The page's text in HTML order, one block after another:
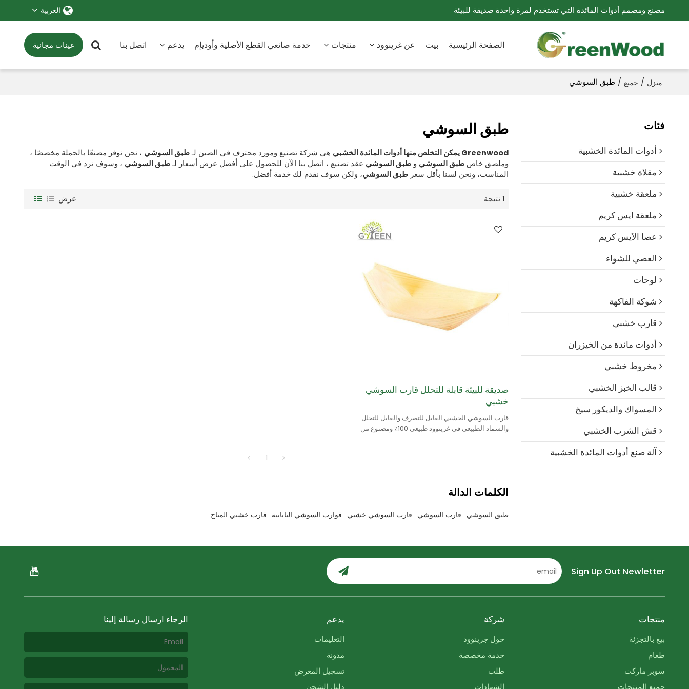
مصنع ومصمم أدوات المائدة التي تستخدم لمرة واحدة صديقة للبيئة العربية
الصفحة الرئيسية بيت عن غرينوود منتجات خدمة صانعي القطع الأصلية وأوديإم يدعم اتصل بنا عينات مجانية
منزل / جميع / طبق السوشي
طبق السوشي
Greenwood يمكن التخلص منها أدوات المائدة الخشبي هي شركة تصنيع ومورد محترف في الصين لـطبق السوشي ، نحن نوفر مصنعًا بالجملة مخصصًا ،
وملصق خاص طبق السوشي و طبق السوشي عقد تصنيع ، اتصل بنا الآن للحصول على أفضل عرض أسعار لـطبق السوشي ، وسوف نرد في الوقت
المناسب، ونحن لسنا بأقل سعر طبق السوشي، ولكن سوف نقدم لك خدمة أفضل.
1 نتيجة عرض
صديقة للبيئة قابلة للتحلل قارب السوشي
خشبي
قارب السوشي الخشبي القابل للتصرف والقابل للتحلل
والسماد الطبيعي في غرينوود طبيعي 100٪ ومصنوع من
1
الكلمات الدالة
طبق السوشي قارب السوشي قارب السوشي خشبي قوارب السوشي اليابانية قارب خشبي المتاح
فئات
أدوات المائدة الخشبية
مقلاة خشبية
ملعقة خشبية
ملعقة ايس كريم
عصا الآيس كريم
العصي للشواء
لوحات
شوكة الفاكهة
قارب خشبي
أدوات مائدة من الخيزران
مخروط خشبي
قالب الخبز الخشبي
المسواك والديكور سيخ
قش الشرب الخشبي
آلة صنع أدوات المائدة الخشبية
Sign Up Out Newletter
منتجات
بيع بالتجزئة
طعام
سوبر ماركت
جميع المنتجات
شركة
حول جرينوود
خدمة مخصصة
طلب
الشهادات
يدعم
التعليمات
مدونة
تسجيل المعرض
دليل الشحن
الرجاء ارسال رسالة إلينا